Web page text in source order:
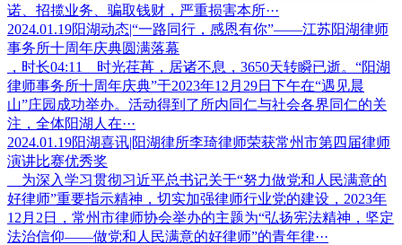
诺、招揽业务、骗取钱财，严重损害本所···
2024.01.19阳湖动态|“一路同行，感恩有你”——江苏阳湖律师
事务所十周年庆典圆满落幕
，时长04:11 时光荏苒，居诸不息，3650天转瞬已逝。“阳湖
律师事务所十周年庆典”于2023年12月29日下午在“遇见晨
山”庄园成功举办。活动得到了所内同仁与社会各界同仁的关
注，全体阳湖人在···
2024.01.19阳湖喜讯|阳湖律所李琦律师荣获常州市第四届律师
演讲比赛优秀奖
为深入学习贯彻习近平总书记关于“努力做党和人民满意的
好律师”重要指示精神，切实加强律师行业党的建设，2023年
12月2日，常州市律师协会举办的主题为“弘扬宪法精神，坚定
法治信仰——做党和人民满意的好律师”的青年律···